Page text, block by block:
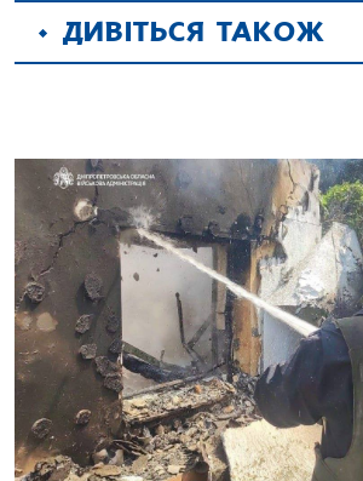
ДИВІТЬСЯ ТАКОЖ